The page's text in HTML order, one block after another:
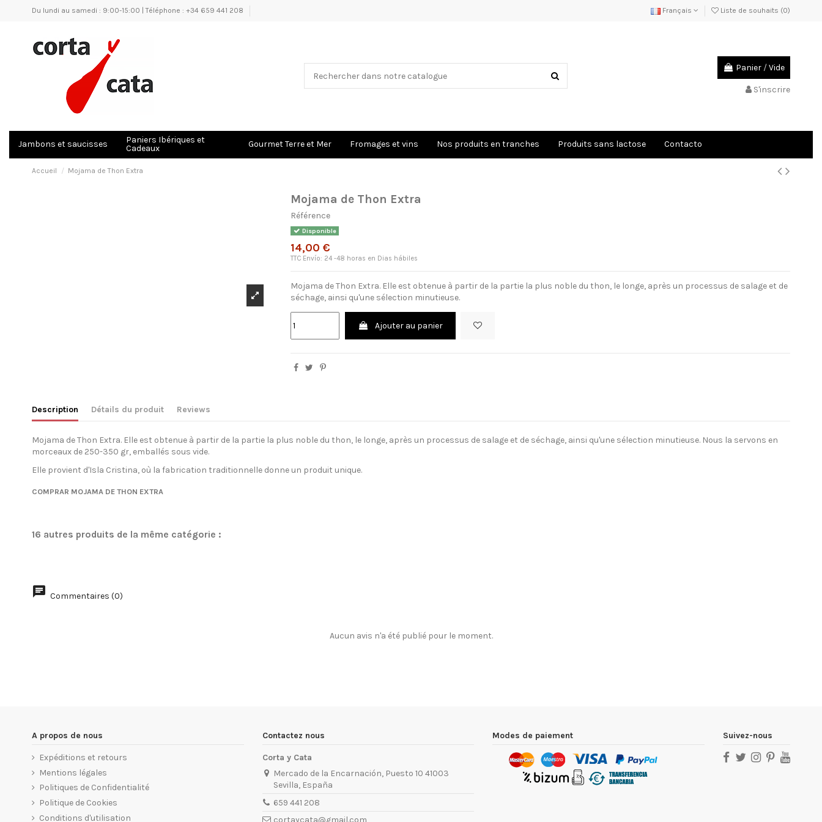
Du lundi au samedi : 9:00-15:00 | Téléphone : +34 659 441 208 Français Liste de souhaits (0)
Panier /Vide
S'inscrire
Jambons et saucisses
Paniers Ibériques et
Cadeaux
Gourmet Terre et Mer Fromages et vins Nos produits en tranches Produits sans lactose Contacto
Accueil Mojama de Thon Extra
Mojama de Thon Extra
Référence
Disponible
14,00 €
TTC Envío: 24 -48 horas en Dias hábiles
Mojama de Thon Extra. Elle est obtenue à partir de la partie la plus noble du thon, le longe, après un processus de salage et de
séchage, ainsi qu'une sélection minutieuse.
Ajouter au panier
Description Détails du produit Reviews
Mojama de Thon Extra. Elle est obtenue à partir de la partie la plus noble du thon, le longe, après un processus de salage et de séchage, ainsi qu'une sélection minutieuse. Nous la servons en
morceaux de 250-350 gr, emballés sous vide.
Elle provient d'Isla Cristina, où la fabrication traditionnelle donne un produit unique.
COMPRAR MOJAMA DE THON EXTRA
16 autres produits de la même catégorie :
Commentaires (0)
Aucun avis n'a été publié pour le moment.
A propos de nous
Expéditions et retours
Mentions légales
Politiques de Confidentialité
Politique de Cookies
Conditions d'utilisation
Contactez nous
Corta y Cata
Mercado de la Encarnación, Puesto 10 41003
Sevilla, España
659 441 208
cortaycata@gmail.com
Modes de paiement
×
Suivez-nous